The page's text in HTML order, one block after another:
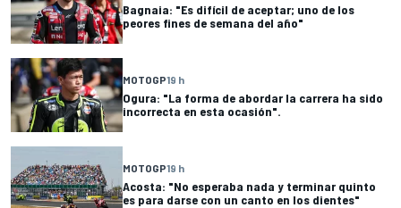
Bagnaia: "Es difícil de aceptar; uno de los
peores fines de semana del año"
MOTOGP19 h
Ogura: "La forma de abordar la carrera ha sido
incorrecta en esta ocasión".
MOTOGP19 h
Acosta: "No esperaba nada y terminar quinto
es para darse con un canto en los dientes"